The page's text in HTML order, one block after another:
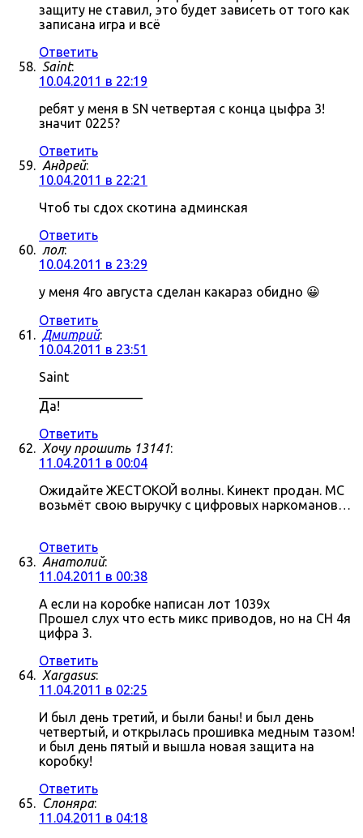
защиту не ставил, это будет зависеть от того как
записана игра и всё
Ответить
Saint:
10.04.2011 в 22:19
ребят у меня в SN четвертая с конца цыфра 3!
значит 0225?
Ответить
Андрей:
10.04.2011 в 22:21
Чтоб ты сдох скотина админская
Ответить
лол:
10.04.2011 в 23:29
у меня 4го августа сделан какараз обидно 😀
Ответить
Дмитрий:
10.04.2011 в 23:51
Saint
Да!
Ответить
Хочу прошить 13141:
11.04.2011 в 00:04
Ожидайте ЖЕСТОКОЙ волны. Кинект продан. МС
возьмёт свою выручку с цифровых наркоманов…
Ответить
Анатолий:
11.04.2011 в 00:38
А если на коробке написан лот 1039x
Прошел слух что есть микс приводов, но на СН 4я
цифра 3.
Ответить
Xargasus:
11.04.2011 в 02:25
И был день третий, и были баны! и был день
четвертый, и открылась прошивка медным тазом!
и был день пятый и вышла новая защита на
коробку!
Ответить
Слоняра:
11.04.2011 в 04:18